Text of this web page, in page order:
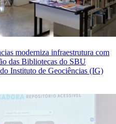
moderniza infraestrutura com
das Bibliotecas do SBU
Instituto de Geociências (IG)